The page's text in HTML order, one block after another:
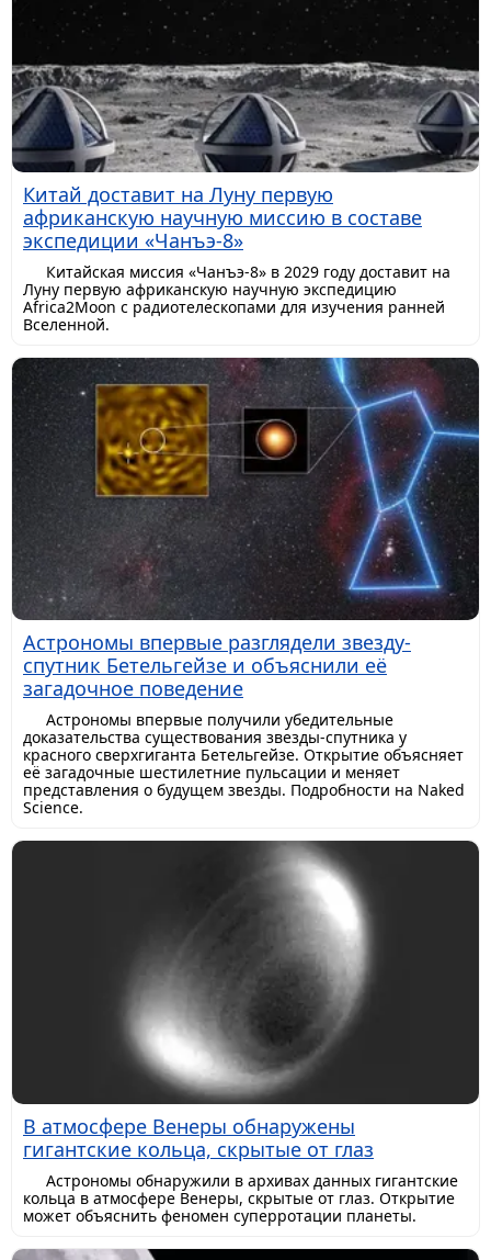
Китай доставит на Луну первую
африканскую научную миссию в составе
экспедиции «Чанъэ-8»
Китайская миссия «Чанъэ-8» в 2029 году доставит на
Луну первую африканскую научную экспедицию
Africa2Moon с радиотелескопами для изучения ранней
Вселенной.
Астрономы впервые разглядели звезду-
спутник Бетельгейзе и объяснили её
загадочное поведение
Астрономы впервые получили убедительные
доказательства существования звезды-спутника у
красного сверхгиганта Бетельгейзе. Открытие объясняет
её загадочные шестилетние пульсации и меняет
представления о будущем звезды. Подробности на Naked
Science.
В атмосфере Венеры обнаружены
гигантские кольца, скрытые от глаз
Астрономы обнаружили в архивах данных гигантские
кольца в атмосфере Венеры, скрытые от глаз. Открытие
может объяснить феномен суперротации планеты.